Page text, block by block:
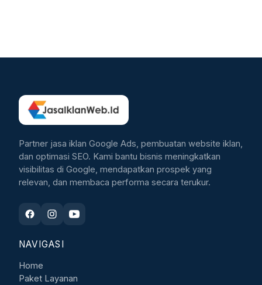
Partner jasa iklan Google Ads, pembuatan website iklan,
dan optimasi SEO. Kami bantu bisnis meningkatkan
visibilitas di Google, mendapatkan prospek yang
relevan, dan membaca performa secara terukur.
NAVIGASI
Home
Paket Layanan